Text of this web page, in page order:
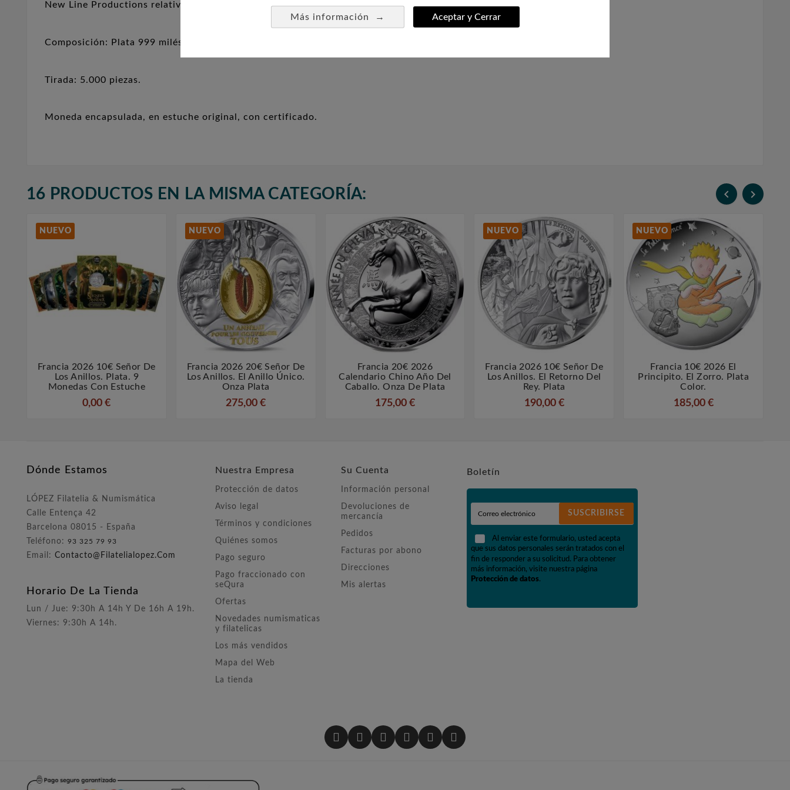
Más información → Aceptar y Cerrar
New Line Productions relativo a la saga de El Señor de los Anillos.
Composición: Plata 999 milésimas. Peso: 22,20 g. Diámetro: 37 mm.
Tirada: 5.000 piezas.
Moneda encapsulada, en estuche original, con certificado.
16 PRODUCTOS EN LA MISMA CATEGORÍA:  
NUEVO
 
Francia 2026 10€ Señor De
Los Anillos. Plata. 9
Monedas Con Estuche
0,00 €
NUEVO
 
Francia 2026 20€ Señor De
Los Anillos. El Anillo Único.
Onza Plata
275,00 €
 
Francia 20€ 2026
Calendario Chino Año Del
Caballo. Onza De Plata
175,00 €
NUEVO
 
Francia 2026 10€ Señor De
Los Anillos. El Retorno Del
Rey. Plata
190,00 €
NUEVO
 
Francia 10€ 2026 El
Principito. El Zorro. Plata
Color.
185,00 €
Dónde Estamos
LÓPEZ Filatelia & Numismática
Calle Entença 42
Barcelona 08015 - España
Teléfono: 93 325 79 93
Email: Contacto@filatelialopez.com
Horario De La Tienda
Lun / Jue: 9:30h A 14h Y De 16h A 19h.
Viernes: 9:30h A 14h.
Nuestra Empresa
Protección de datos
Aviso legal
Términos y condiciones
Quiénes somos
Pago seguro
Pago fraccionado con
seQura
Ofertas
Novedades numismaticas
y filatelicas
Los más vendidos
Mapa del Web
La tienda
Su Cuenta
Información personal
Devoluciones de
mercancía
Pedidos
Facturas por abono
Direcciones
Mis alertas
Boletín
SUSCRIBIRSE
Al enviar este formulario, usted acepta
que sus datos personales serán tratados con el
fin de responder a su solicitud. Para obtener
más información, visite nuestra página
Protección de datos.